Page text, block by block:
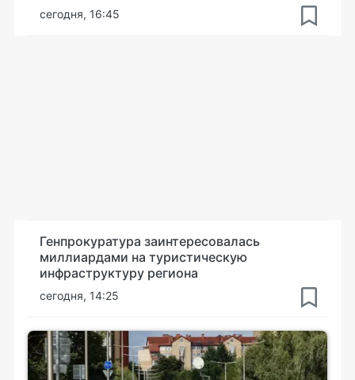
сегодня, 16:45
Генпрокуратура заинтересовалась
миллиардами на туристическую
инфраструктуру региона
сегодня, 14:25